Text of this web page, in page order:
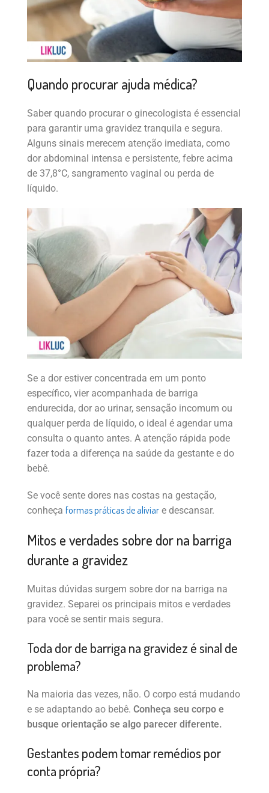
Quando procurar ajuda médica?
Saber quando procurar o ginecologista é essencial
para garantir uma gravidez tranquila e segura.
Alguns sinais merecem atenção imediata, como
dor abdominal intensa e persistente, febre acima
de 37,8°C, sangramento vaginal ou perda de
líquido.
Se a dor estiver concentrada em um ponto
específico, vier acompanhada de barriga
endurecida, dor ao urinar, sensação incomum ou
qualquer perda de líquido, o ideal é agendar uma
consulta o quanto antes. A atenção rápida pode
fazer toda a diferença na saúde da gestante e do
bebê.
Se você sente dores nas costas na gestação,
conheça formas práticas de aliviar e descansar.
Mitos e verdades sobre dor na barriga
durante a gravidez
Muitas dúvidas surgem sobre dor na barriga na
gravidez. Separei os principais mitos e verdades
para você se sentir mais segura.
Toda dor de barriga na gravidez é sinal de
problema?
Na maioria das vezes, não. O corpo está mudando
e se adaptando ao bebê. Conheça seu corpo e
busque orientação se algo parecer diferente.
Gestantes podem tomar remédios por
conta própria?